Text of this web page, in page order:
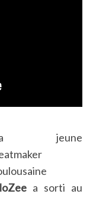
jeune
a sorti au